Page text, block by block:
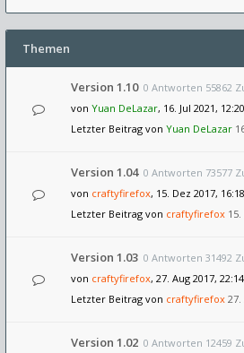
Themen
Version 1.10 0 Antworten 55862
von Yuan DeLazar, 16. Jul 2021, 12:20
Letzter Beitrag von Yuan DeLazar
Version 1.04 0 Antworten 73577
von craftyfirefox, 15. Dez 2017, 16:18
Letzter Beitrag von craftyfirefox
Version 1.03 0 Antworten 31492
von craftyfirefox, 27. Aug 2017, 22:14
Letzter Beitrag von craftyfirefox 27.
Version 1.02 0 Antworten 12459